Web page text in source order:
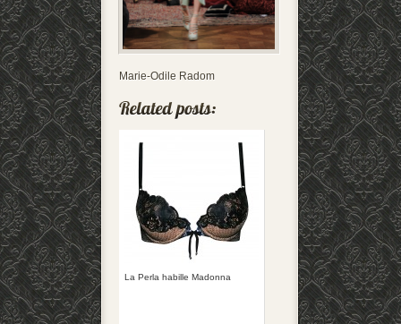
Marie-Odile Radom
La Perla habille Madonna